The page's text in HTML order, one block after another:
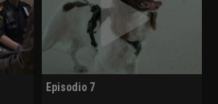
Episodio 7